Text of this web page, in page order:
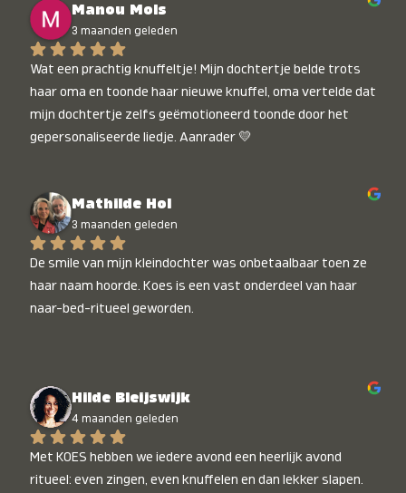
Manou Mols
3 maanden geleden
Wat een prachtig knuffeltje! Mijn dochtertje belde trots
haar oma en toonde haar nieuwe knuffel, oma vertelde dat
mijn dochtertje zelfs geëmotioneerd toonde door het
gepersonaliseerde liedje. Aanrader 💛
Mathilde Hol
3 maanden geleden
De smile van mijn kleindochter was onbetaalbaar toen ze
haar naam hoorde. Koes is een vast onderdeel van haar
naar-bed-ritueel geworden.
Hilde Bleijswijk
4 maanden geleden
Met KOES hebben we iedere avond een heerlijk avond
ritueel: even zingen, even knuffelen en dan lekker slapen.